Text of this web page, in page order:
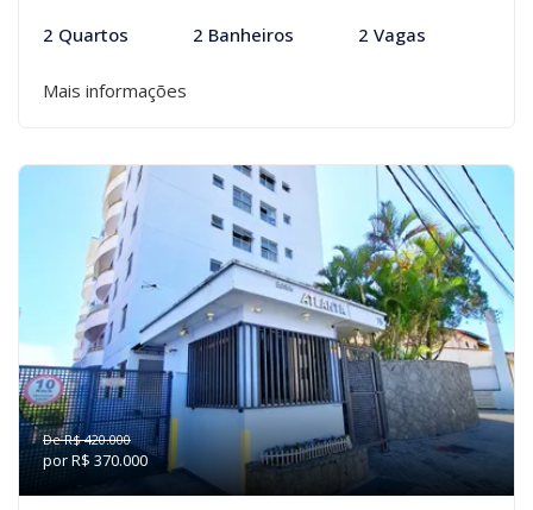
2 Quartos 2 Banheiros 2 Vagas
Mais informações
De R$ 420.000
por R$ 370.000